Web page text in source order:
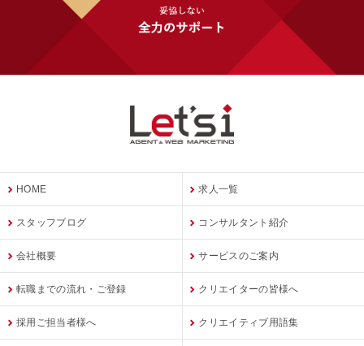
HOME 求人一覧
スタッフブログ コンサルタント紹介
会社概要 サービスのご案内
転職までの流れ・ご登録 クリエイターの皆様へ
採用ご担当者様へ クリエイティブ用語集